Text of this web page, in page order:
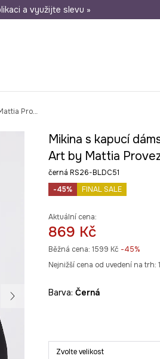
hodin 30 dní na vrácení zboží
a využijte slevu »
Mikina s kapucí dámská s bavlnou z kolekce Tattoo Art by Mattia Provezza
Mikina s kapucí
Art by Mattia
černá RS26-BLDC51
-45%
FINAL SALE
Aktuální cena:
869 Kč
Běžná cena: 1599 Kč -45%
Nejnižší cena od uvedení na trh:
Barva: černá
Zvolte velikost